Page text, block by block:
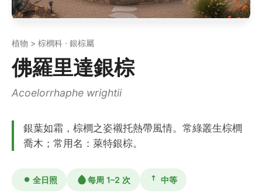
植物 > 棕櫚科 · 銀棕屬
佛羅里達銀棕
Acoelorrhaphe wrightii
銀葉如霜，棕櫚之姿襯托熱帶風情。常綠叢生棕櫚
喬木；常用名：萊特銀棕。
全日照 每周 1–2 次 中等